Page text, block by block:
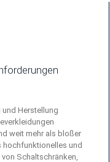
Herstellung
weit mehr als bloßer
hochfunktionelles und
Schaltschränken,